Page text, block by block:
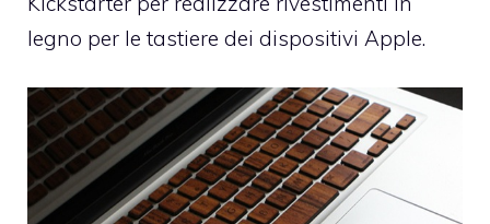
legno per le tastiere dei dispositivi Apple.